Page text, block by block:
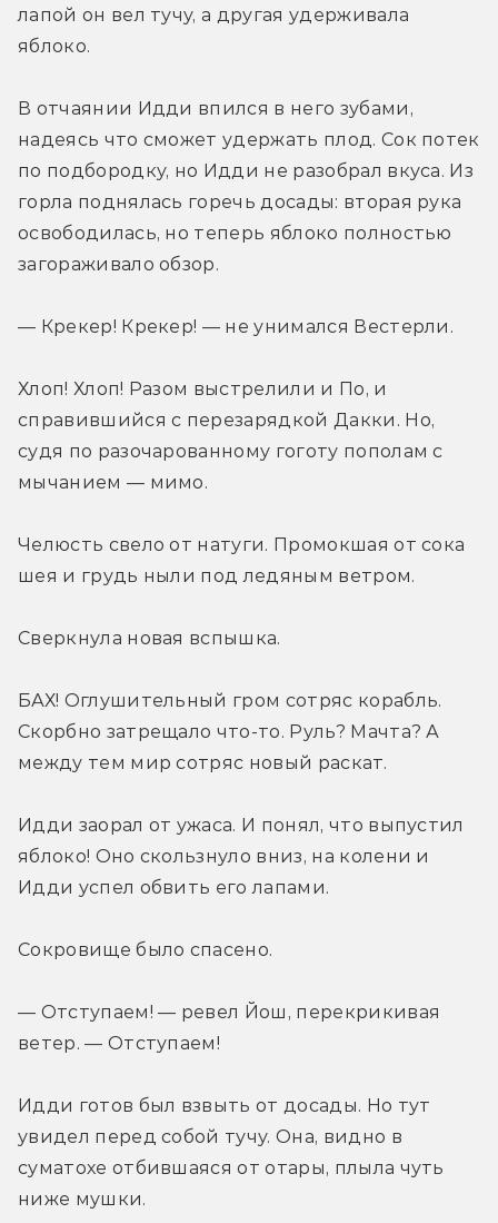
лапой он вел тучу, а другая удерживала
яблоко.
В отчаянии Идди впился в него зубами,
надеясь что сможет удержать плод. Сок потек
по подбородку, но Идди не разобрал вкуса. Из
горла поднялась горечь досады: вторая рука
освободилась, но теперь яблоко полностью
загораживало обзор.
— Крекер! Крекер! — не унимался Вестерли.
Хлоп! Хлоп! Разом выстрелили и По, и
справившийся с перезарядкой Дакки. Но,
судя по разочарованному гоготу пополам с
мычанием — мимо.
Челюсть свело от натуги. Промокшая от сока
шея и грудь ныли под ледяным ветром.
Сверкнула новая вспышка.
БАХ! Оглушительный гром сотряс корабль.
Скорбно затрещало что-то. Руль? Мачта? А
между тем мир сотряс новый раскат.
Идди заорал от ужаса. И понял, что выпустил
яблоко! Оно скользнуло вниз, на колени и
Идди успел обвить его лапами.
Сокровище было спасено.
— Отступаем! — ревел Йош, перекрикивая
ветер. — Отступаем!
Идди готов был взвыть от досады. Но тут
увидел перед собой тучу. Она, видно в
суматохе отбившаяся от отары, плыла чуть
ниже мушки.